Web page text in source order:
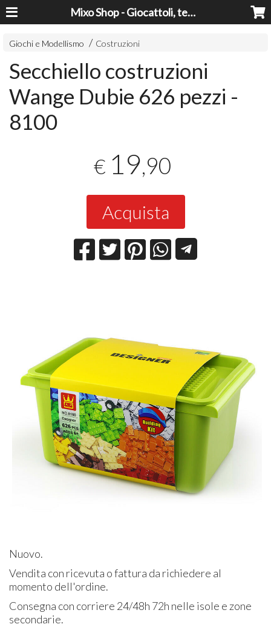
Mixo Shop - Giocattoli, tecnologia, casa e giardino a prezzi super!
Giochi e Modellismo Costruzioni
Secchiello costruzioni
Wange Dubie 626 pezzi -
8100
€ 19,90
Acquista
Nuovo.
Vendita con ricevuta o fattura da richiedere al
momento dell'ordine.
Consegna con corriere 24/48h 72h nelle isole e zone
secondarie.